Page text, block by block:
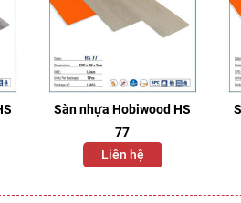
Sàn nhựa Hobiwood HS
77
Liên hệ